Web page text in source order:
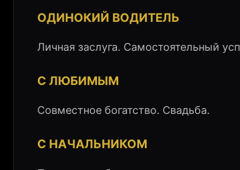
ОДИНОКИЙ ВОДИТЕЛЬ
Личная заслуга. Самостоятельный
С ЛЮБИМЫМ
Совместное богатство. Свадьба.
С НАЧАЛЬНИКОМ